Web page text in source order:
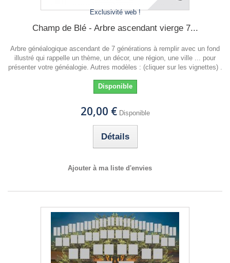
Exclusivité web !
Champ de Blé - Arbre ascendant vierge 7...
Arbre généalogique ascendant de 7 générations à remplir avec un fond
illustré qui rappelle un thème, un décor, une région, une ville ... pour
présenter votre généalogie. Autres modèles : (cliquer sur les vignettes) .
Disponible
20,00 € Disponible
Détails
Ajouter à ma liste d'envies